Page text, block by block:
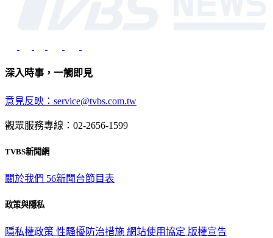
深入時事，一觸即見
意見反映：service@tvbs.com.tw
觀眾服務專線：02-2656-1599
TVBS新聞網
關於我們 56新聞台節目表
政策與隱私
隱私權政策 性騷擾防治措施 網站使用協定 版權宣告